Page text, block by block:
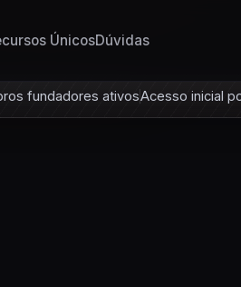
ÚnicosDúvidas
fundadores ativosAcesso inicial